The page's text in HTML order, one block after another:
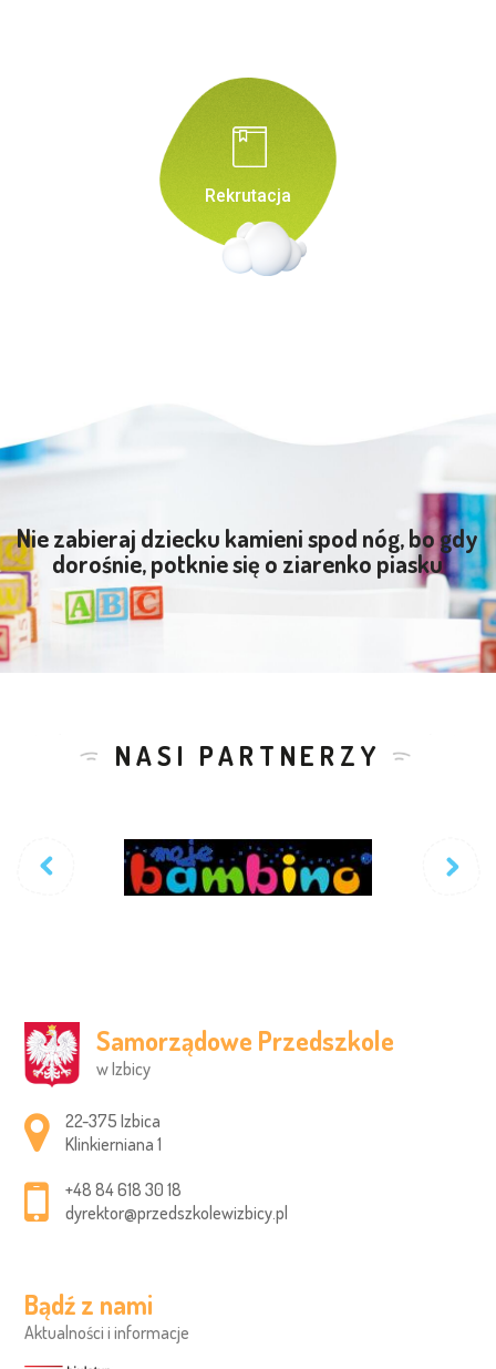
Rekrutacja
Nie zabieraj dziecku kamieni spod nóg, bo gdy
dorośnie, potknie się o ziarenko piasku
NASI PARTNERZY
Samorządowe Przedszkole
w Izbicy
Adres pocztowy:
22-375 Izbica
Klinkierniana 1
+48 84 618 30 18
dyrektor@przedszkolewizbicy.pl
Bądź z nami
Aktualności i informacje